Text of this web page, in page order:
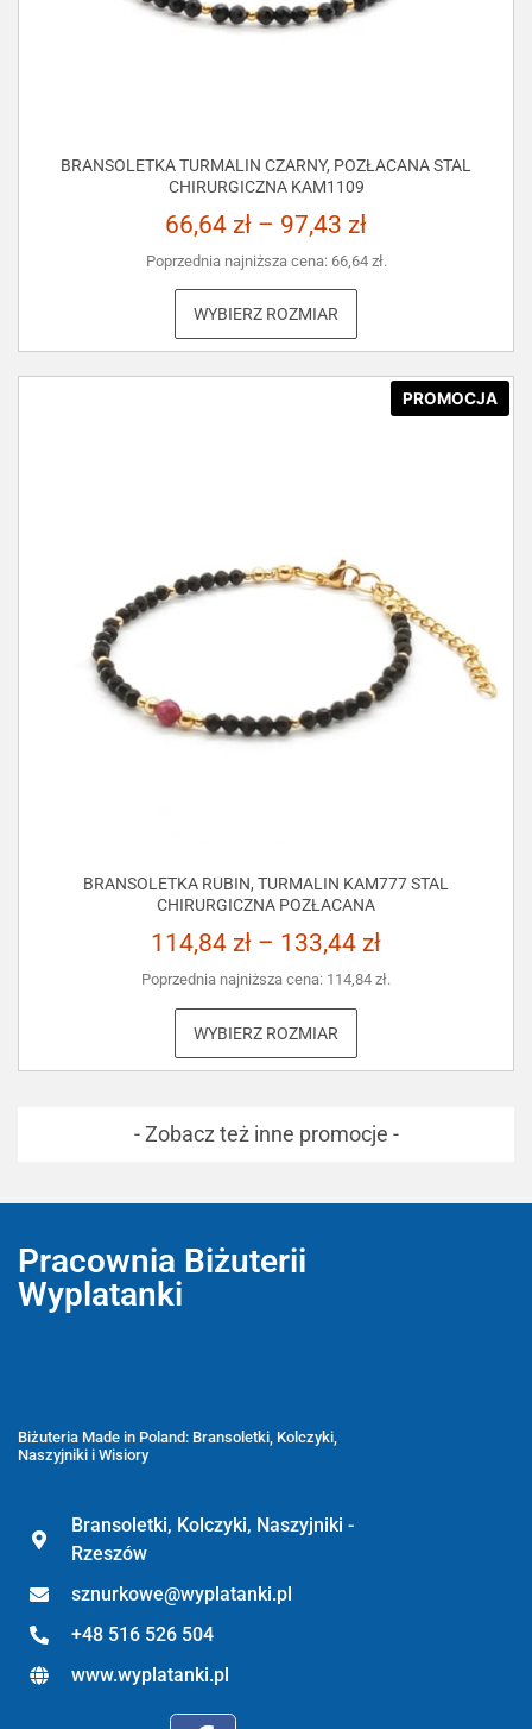
BRANSOLETKA TURMALIN CZARNY, POZŁACANA STAL
CHIRURGICZNA KAM1109
66,64 zł – 97,43 zł
Poprzednia najniższa cena: 66,64 zł.
WYBIERZ ROZMIAR
PROMOCJA
BRANSOLETKA RUBIN, TURMALIN KAM777 STAL
CHIRURGICZNA POZŁACANA
114,84 zł – 133,44 zł
Poprzednia najniższa cena: 114,84 zł.
WYBIERZ ROZMIAR
- Zobacz też inne promocje -
Pracownia Biżuterii
Wyplatanki
Biżuteria Made in Poland: Bransoletki, Kolczyki,
Naszyjniki i Wisiory
Bransoletki, Kolczyki, Naszyjniki -
Rzeszów
sznurkowe@wyplatanki.pl
+48 516 526 504
www.wyplatanki.pl